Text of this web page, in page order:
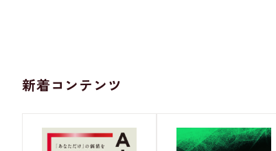
新着コンテンツ